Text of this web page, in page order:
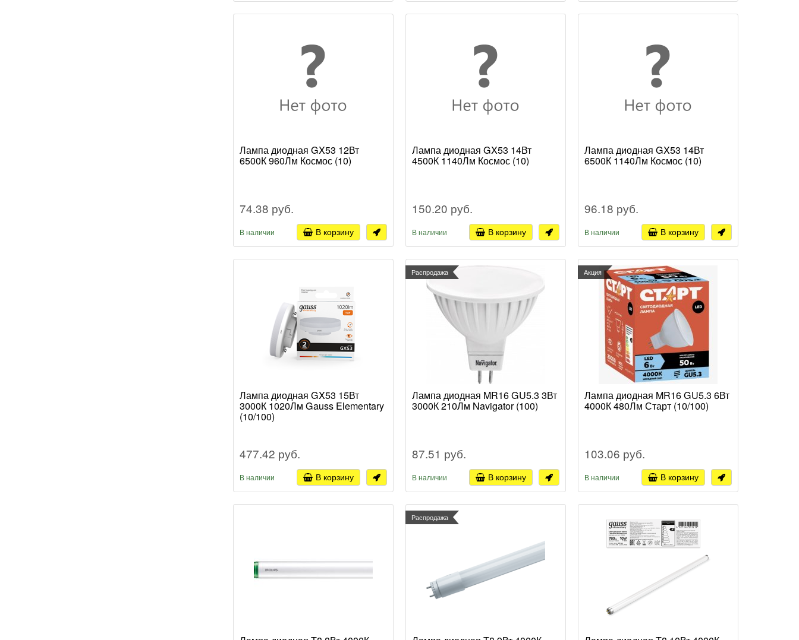
Лампа диодная GX53 12Вт
6500К 960Лм Космос (10)
74.38 руб.
В наличии В корзину
Лампа диодная GX53 14Вт
4500К 1140Лм Космос (10)
150.20 руб.
В наличии В корзину
Лампа диодная GX53 14Вт
6500К 1140Лм Космос (10)
96.18 руб.
В наличии В корзину
Лампа диодная GX53 15Вт
3000К 1020Лм Gauss Elementary
(10/100)
477.42 руб.
В наличии В корзину
Распродажа
Лампа диодная MR16 GU5.3 3Вт
3000К 210Лм Navigator (100)
87.51 руб.
В наличии В корзину
Акция
Лампа диодная MR16 GU5.3 6Вт
4000К 480Лм Старт (10/100)
103.06 руб.
В наличии В корзину
Распродажа